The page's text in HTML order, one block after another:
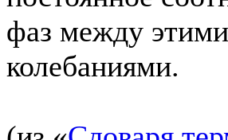
фаз между этими
колебаниями.